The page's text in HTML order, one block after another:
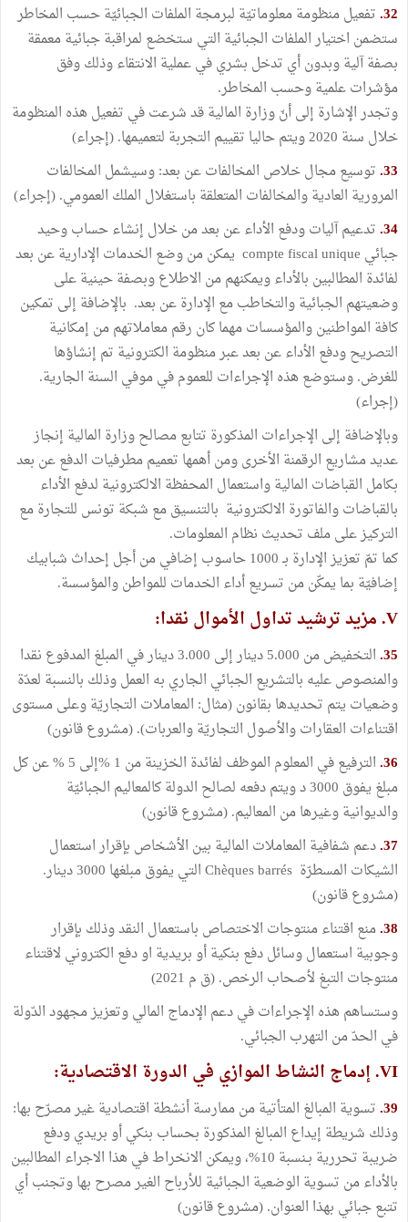
32. تفعيل منظومة معلوماتيّة لبرمجة الملفات الجبائيّة حسب المخاطر
ستضمن اختيار الملفات الجبائية التي ستخضع لمراقبة جبائية معمقة
بصفة آلية وبدون أي تدخل بشري في عملية الانتقاء وذلك وفق
مؤشرات علمية وحسب المخاطر.
وتجدر الإشارة إلى أنّ وزارة المالية قد شرعت في تفعيل هذه المنظومة
خلال سنة 2020 ويتم حاليا تقييم التجربة لتعميمها. (إجراء)
33. توسيع مجال خلاص المخالفات عن بعد: وسيشمل المخالفات
المرورية العادية والمخالفات المتعلقة باستغلال الملك العمومي. (إجراء)
34. تدعيم آليات ودفع الأداء عن بعد من خلال إنشاء حساب وحيد
جبائي compte fiscal unique يمكن من وضع الخدمات الإدارية عن بعد
لفائدة المطالبين بالأداء ويمكنهم من الاطلاع وبصفة حينية على
وضعيتهم الجبائية والتخاطب مع الإدارة عن بعد. بالإضافة إلى تمكين
كافة المواطنين والمؤسسات مهما كان رقم معاملاتهم من إمكانية
التصريح ودفع الأداء عن بعد عبر منظومة الكترونية تم إنشاؤها
للغرض. وستوضع هذه الإجراءات للعموم في موفي السنة الجارية.
(إجراء)
وبالإضافة إلى الإجراءات المذكورة تتابع مصالح وزارة المالية إنجاز
عديد مشاريع الرقمنة الأخرى ومن أهمها تعميم مطرفيات الدفع عن بعد
بكامل القباضات المالية واستعمال المحفظة الالكترونية لدفع الأداء
بالقباضات والفاتورة الالكترونية بالتنسيق مع شبكة تونس للتجارة مع
التركيز على ملف تحديث نظام المعلومات.
كما تمّ تعزيز الإدارة بـ 1000 حاسوب إضافي من أجل إحداث شبابيك
إضافيّة بما يمكّن من تسريع أداء الخدمات للمواطن والمؤسسة.
V. مزيد ترشيد تداول الأموال نقدا:
35.
التخفيض من 5.000 دينار إلى 3.000 دينار في المبلغ المدفوع نقدا
والمنصوص عليه بالتشريع الجبائي الجاري به العمل وذلك بالنسبة لعدّة
وضعيات يتم تحديدها بقانون (مثال: المعاملات التجاريّة وعلى مستوى
اقتناءات العقارات والأصول التجاريّة والعربات). (مشروع قانون)
36.
الترفيع في المعلوم الموظف لفائدة الخزينة من 1 %إلى 5 % عن كل
مبلغ يفوق 3000 د ويتم دفعه لصالح الدولة كالمعاليم الجبائيّة
والديوانية وغيرها من المعاليم. (مشروع قانون)
37. دعم شفافية المعاملات المالية بين الأشخاص بإقرار استعمال
الشيكات المسطرّة Chèques barrés التي يفوق مبلغها 3000 دينار.
(مشروع قانون)
38. منع اقتناء منتوجات الاختصاص باستعمال النقد وذلك بإقرار
وجوبية استعمال وسائل دفع بنكية أو بريدية او دفع الكتروني لاقتناء
منتوجات التبغ لأصحاب الرخص. (ق م 2021)
وستساهم هذه الإجراءات في دعم الإدماج المالي وتعزيز مجهود الدّولة
في الحدّ من التهرب الجبائي.
VI. إدماج النشاط الموازي في الدورة الاقتصادية:
39. تسوية المبالغ المتأتية من ممارسة أنشطة اقتصادية غير مصرّح بها:
وذلك شريطة إيداع المبالغ المذكورة بحساب بنكي أو بريدي ودفع
ضريبة تحررية بـنسبة 10%، ويمكن الانخراط في هذا الاجراء المطالبين
بالأداء من تسوية الوضعية الجبائية للأرباح الغير مصرح بها وتجنب أي
تتبع جبائي بهذا العنوان. (مشروع قانون)